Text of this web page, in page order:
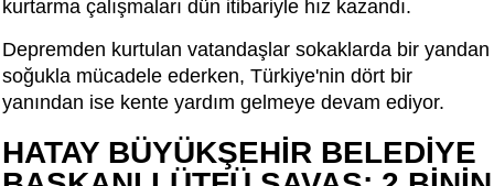
kurtarma çalışmaları dün itibariyle hız kazandı.
Depremden kurtulan vatandaşlar sokaklarda bir yandan
soğukla mücadele ederken, Türkiye'nin dört bir
yanından ise kente yardım gelmeye devam ediyor.
HATAY BÜYÜKŞEHİR BELEDİYE